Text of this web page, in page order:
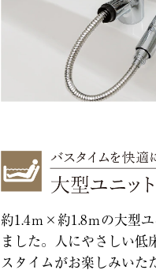
約1.4ｍ×約1.8ｍの大型
ました。人にやさしい低
スタイムがお楽しみいた